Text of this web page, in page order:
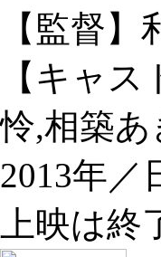
【監督】
【キャ
怜,相築あ
2013年／
上映は終